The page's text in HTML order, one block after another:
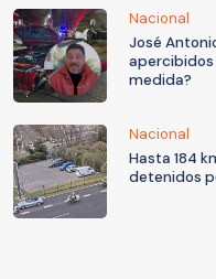
Nacional
José
apercibidos
medida?
Nacional
Hasta 184
detenidos